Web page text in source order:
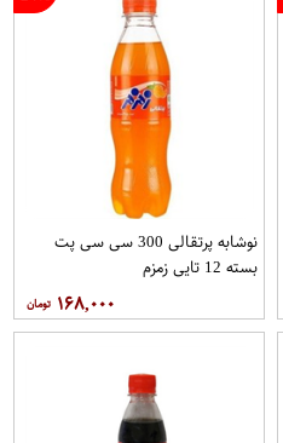
نوشابه پرتقالی 300 سی سی پت
بسته 12 تایی زمزم
۱۶۸,۰۰۰